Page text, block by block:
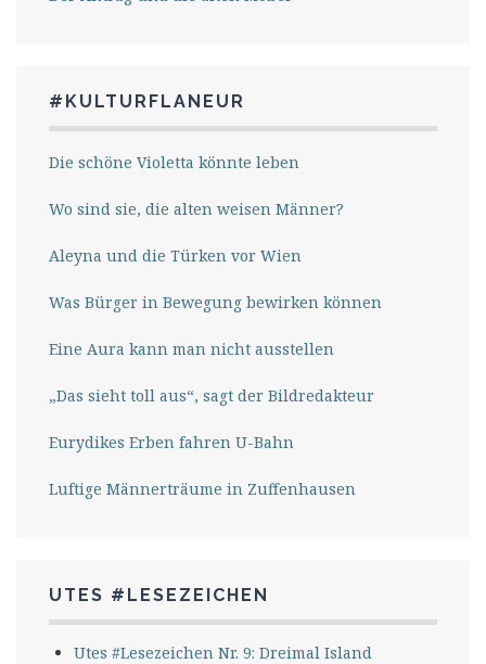
#KULTURFLANEUR
Die schöne Violetta könnte leben
Wo sind sie, die alten weisen Männer?
Aleyna und die Türken vor Wien
Was Bürger in Bewegung bewirken können
Eine Aura kann man nicht ausstellen
„Das sieht toll aus“, sagt der Bildredakteur
Eurydikes Erben fahren U-Bahn
Luftige Männerträume in Zuffenhausen
UTES #LESEZEICHEN
Utes #Lesezeichen Nr. 9: Dreimal Island